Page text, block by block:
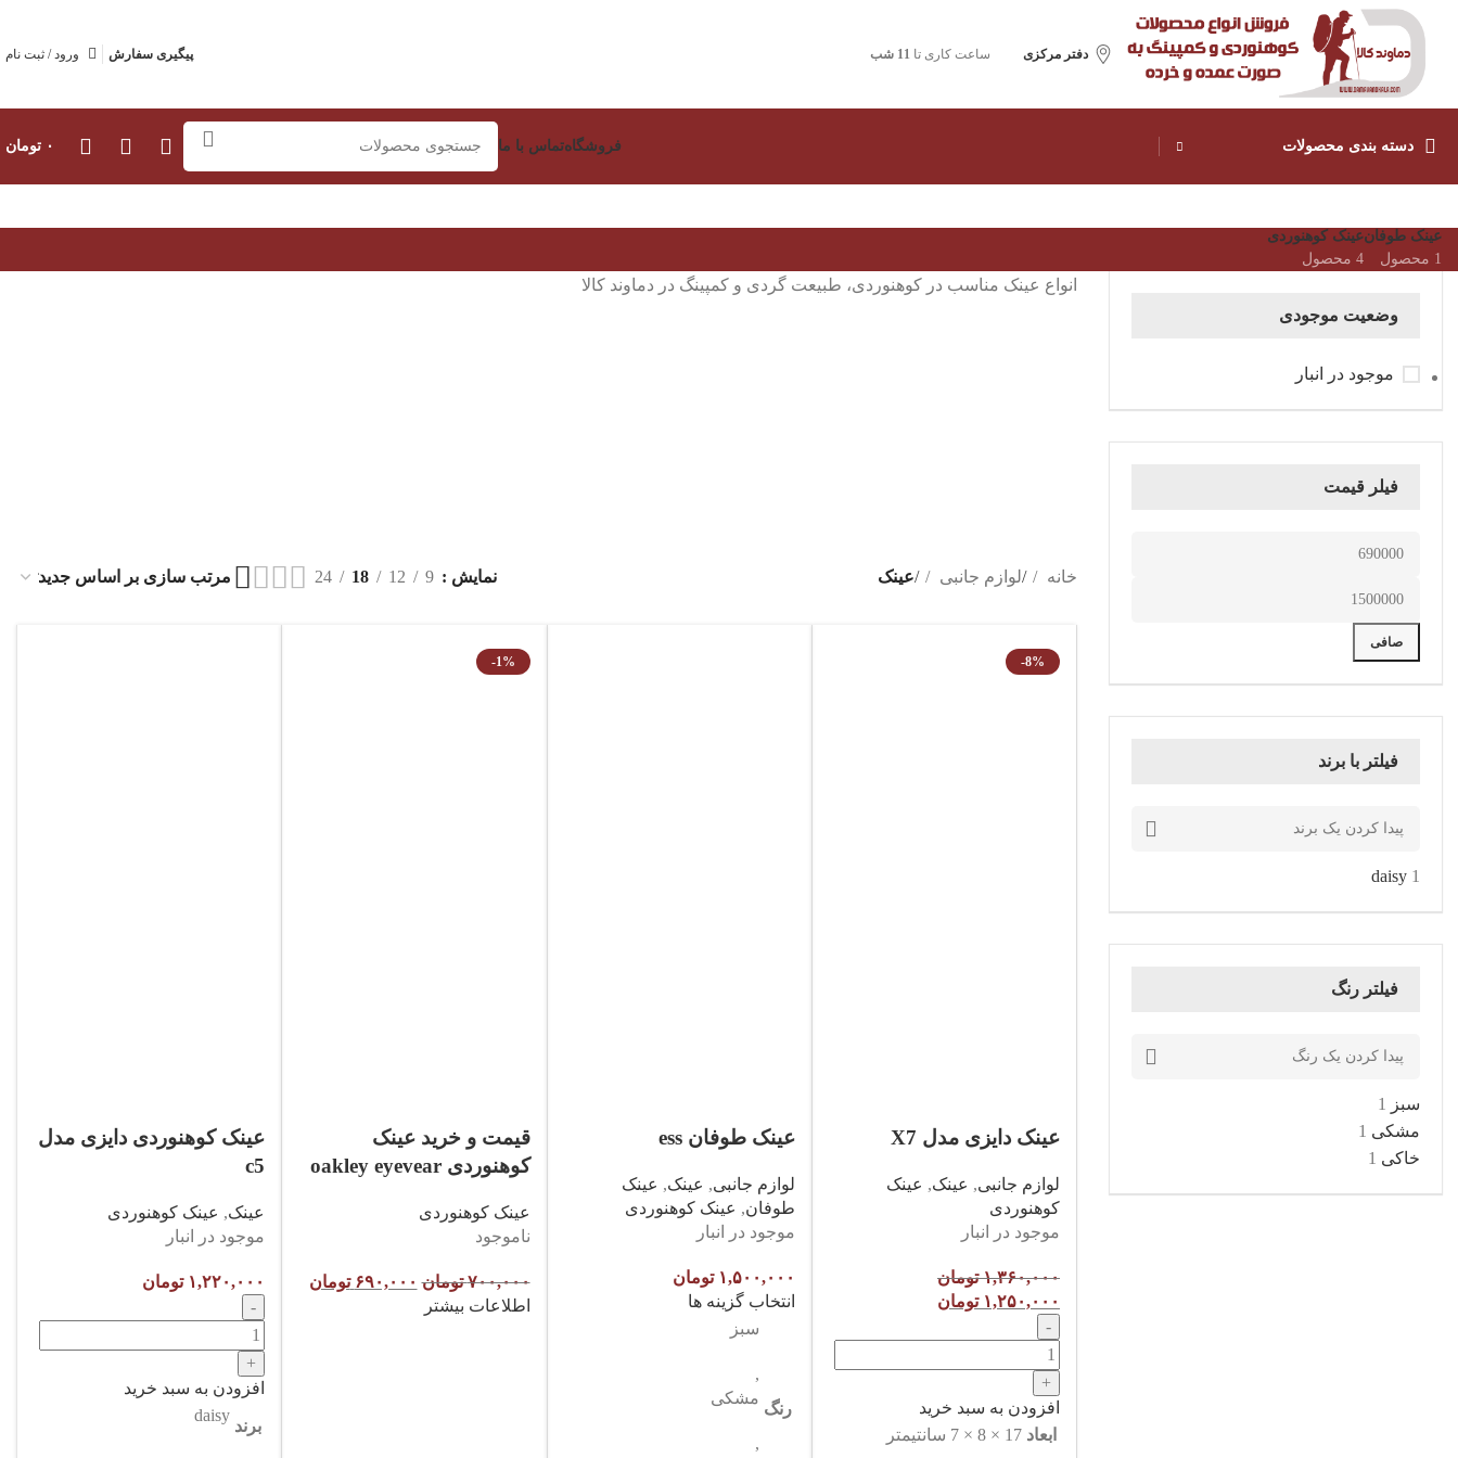
دفتر مرکزی ساعت کاری تا 11 شب پیگیری سفارش ورود / ثبت نام
دسته بندی محصولات فروشگاهتماس با ما ۰ تومان
عینک طوفان
1 محصول
عینک کوهنوردی
4 محصول
وضعیت موجودی
موجود در انبار
فیلر قیمت
صافی
فیلتر با برند
daisy 1
فیلتر رنگ
سبز
1
مشکی 1
خاکی 1
انواع عینک مناسب در کوهنوردی، طبیعت گردی و کمپینگ در دماوند کالا
خانه لوازم جانبی عینک نمایش 9
12
18
24
-8%
عینک دایزی مدل X7
لوازم جانبی, عینک, عینک
کوهنوردی
موجود در انبار
۱,۳۶۰,۰۰۰ تومان
۱,۲۵۰,۰۰۰ تومان
افزودن به سبد خرید
ابعاد 17 × 8 × 7 سانتیمتر
عینک طوفان ess
لوازم جانبی, عینک, عینک
طوفان, عینک کوهنوردی
موجود در انبار
۱,۵۰۰,۰۰۰ تومان
انتخاب گزینه ها
رنگ
سبز
,
مشکی
,
-1%
قیمت و خرید عینک
کوهنوردی oakley eyevear
عینک کوهنوردی
ناموجود
۷۰۰,۰۰۰ تومان ۶۹۰,۰۰۰ تومان
اطلاعات بیشتر
عینک کوهنوردی دایزی مدل
c5
عینک, عینک کوهنوردی
موجود در انبار
۱,۲۲۰,۰۰۰ تومان
افزودن به سبد خرید
برند
daisy